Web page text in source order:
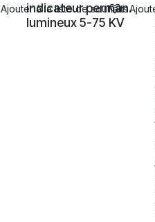
indicateur perman.
lumineux 5-75 KV
Ajouter à la liste de souhaits